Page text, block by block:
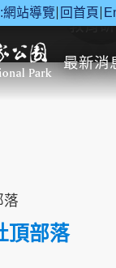
網站導覽 回首頁
最新消
教育
頂部落